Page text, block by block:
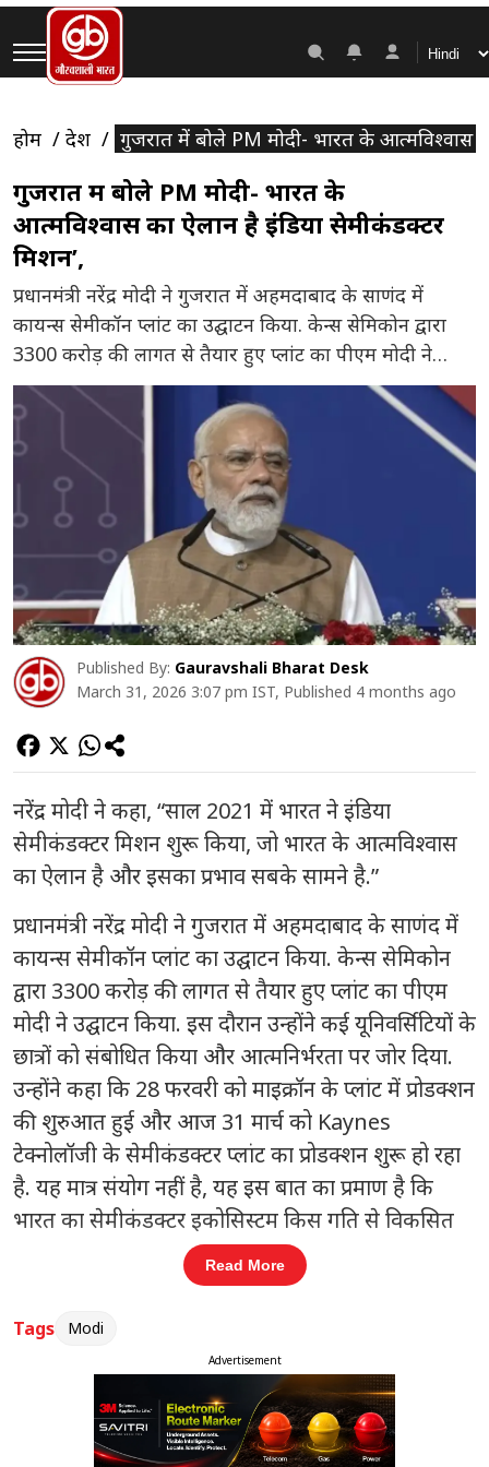
होम देश गुजरात में बोले PM मोदी- भारत के आत्मविश्वास
गुजरात में बोले PM मोदी- भारत के
आत्मविश्वास का ऐलान है इंडिया सेमीकंडक्टर
मिशन’,
प्रधानमंत्री नरेंद्र मोदी ने गुजरात में अहमदाबाद के साणंद में
कायन्स सेमीकॉन प्लांट का उद्घाटन किया. केन्स सेमिकोन द्वारा
3300 करोड़ की लागत से तैयार हुए प्लांट का पीएम मोदी ने
उद्घाटन किया. इस दौरान उन्होंने कई यूनिवर्सिटियों के छात्रों को
संबोधित किया और आत्मनिर्भरता पर जोर दिया. उन्होंने कहा कि
28 फरवरी को माइक्रॉन के प्लांट में प्रोडक्शन की शुरुआत हुई
और आज 31 मार्च को Kaynes टेक्नोलॉजी के सेमीकंडक्टर प्लांट
का प्रोडक्शन शुरू हो रहा है. यह मात्र संयोग नहीं है, यह इस बात
का प्रमाण है कि भारत का सेमीकंडक्टर इकोसिस्टम किस गति से
विकसित हो रहा है.
Published By: Gauravshali Bharat Desk
March 31, 2026 3:07 pm IST, Published 4 months ago
नरेंद्र मोदी ने कहा, “साल 2021 में भारत ने इंडिया
सेमीकंडक्टर मिशन शुरू किया, जो भारत के आत्मविश्वास
का ऐलान है और इसका प्रभाव सबके सामने है.”
प्रधानमंत्री नरेंद्र मोदी ने गुजरात में अहमदाबाद के साणंद में
कायन्स सेमीकॉन प्लांट का उद्घाटन किया. केन्स सेमिकोन
द्वारा 3300 करोड़ की लागत से तैयार हुए प्लांट का पीएम
मोदी ने उद्घाटन किया. इस दौरान उन्होंने कई यूनिवर्सिटियों के
छात्रों को संबोधित किया और आत्मनिर्भरता पर जोर दिया.
उन्होंने कहा कि 28 फरवरी को माइक्रॉन के प्लांट में प्रोडक्शन
की शुरुआत हुई और आज 31 मार्च को Kaynes
टेक्नोलॉजी के सेमीकंडक्टर प्लांट का प्रोडक्शन शुरू हो रहा
है. यह मात्र संयोग नहीं है, यह इस बात का प्रमाण है कि
भारत का सेमीकंडक्टर इकोसिस्टम किस गति से विकसित
बारिश से कई राज्यों में हालात बिगड़े
Read More
Tags Modi
Advertisement